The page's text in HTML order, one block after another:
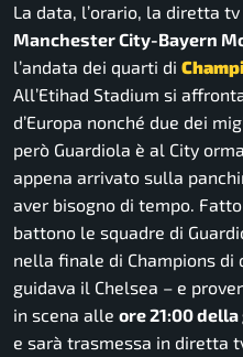
La data, l’orario, la diretta
Manchester City-Bayern
l’andata dei quarti di
All’Etihad Stadium si
d’Europa nonché due dei
però Guardiola è al City
appena arrivato sulla
aver bisogno di tempo.
battono le squadre di
nella finale di Champions di
guidava il Chelsea – e
in scena alle ore 21:00
e sarà trasmessa in diretta